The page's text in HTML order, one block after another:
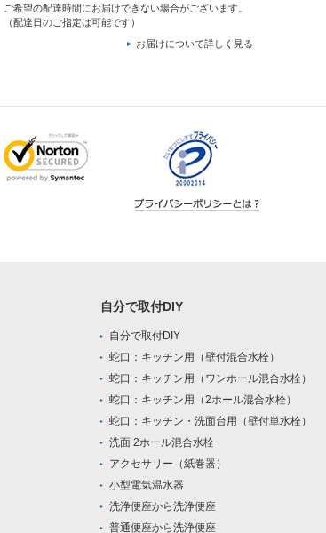
ご希望の配達時間にお届けできない場合がございます。
（配達日のご指定は可能です）
お届けについて詳しく見る
自分で取付DIY
自分で取付DIY
蛇口：キッチン用（壁付混合水栓）
蛇口：キッチン用（ワンホール混合水栓）
蛇口：キッチン用（2ホール混合水栓）
蛇口：キッチン・洗面台用（壁付単水栓）
洗面 2ホール混合水栓
アクセサリー（紙巻器）
小型電気温水器
洗浄便座から洗浄便座
普通便座から洗浄便座